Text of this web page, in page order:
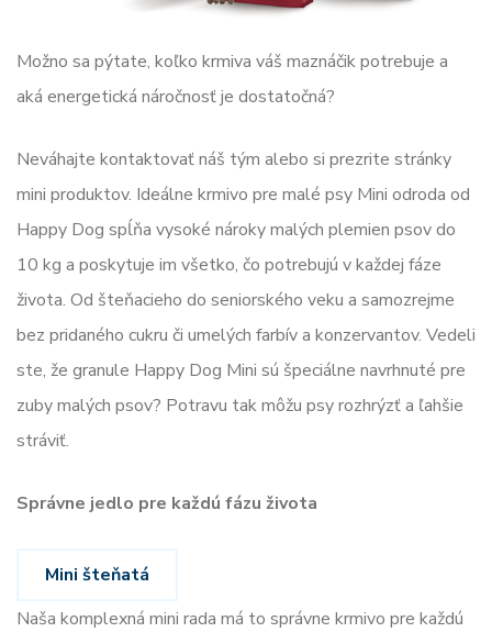
Možno sa pýtate, koľko krmiva váš maznáčik potrebuje a
aká energetická náročnosť je dostatočná?
Neváhajte kontaktovať náš tým alebo si prezrite stránky
mini produktov. Ideálne krmivo pre malé psy Mini odroda od
Happy Dog spĺňa vysoké nároky malých plemien psov do
10 kg a poskytuje im všetko, čo potrebujú v každej fáze
života. Od šteňacieho do seniorského veku a samozrejme
bez pridaného cukru či umelých farbív a konzervantov. Vedeli
ste, že granule Happy Dog Mini sú špeciálne navrhnuté pre
zuby malých psov? Potravu tak môžu psy rozhrýzť a ľahšie
stráviť.
Správne jedlo pre každú fázu života
Mini šteňatá
Naša komplexná mini rada má to správne krmivo pre každú